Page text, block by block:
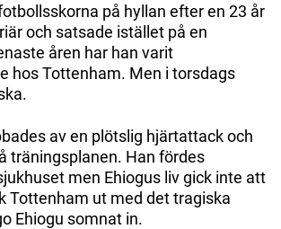
på hyllan efter en 23 år
och satsade istället på en
åren har han varit
hos Tottenham. Men i torsdags
av en plötslig hjärtattack och
träningsplanen. Han fördes
men Ehiogus liv gick inte att
Tottenham ut med det tragiska
Ehiogu somnat in.